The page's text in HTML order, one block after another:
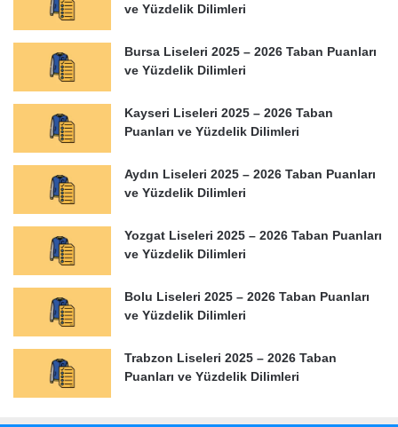
ve Yüzdelik Dilimleri
Bursa Liseleri 2025 – 2026 Taban Puanları
ve Yüzdelik Dilimleri
Kayseri Liseleri 2025 – 2026 Taban
Puanları ve Yüzdelik Dilimleri
Aydın Liseleri 2025 – 2026 Taban Puanları
ve Yüzdelik Dilimleri
Yozgat Liseleri 2025 – 2026 Taban Puanları
ve Yüzdelik Dilimleri
Bolu Liseleri 2025 – 2026 Taban Puanları
ve Yüzdelik Dilimleri
Trabzon Liseleri 2025 – 2026 Taban
Puanları ve Yüzdelik Dilimleri